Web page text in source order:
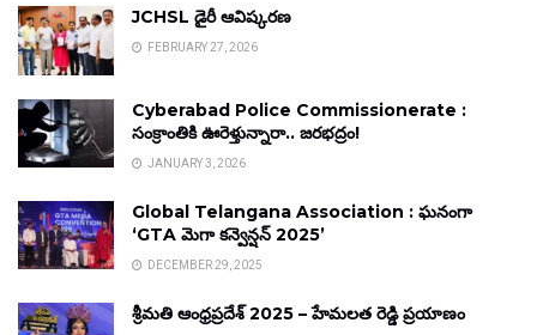
JCHSL డైరీ ఆవిష్కరణ
FEBRUARY 27, 2026
Cyberabad Police Commissionerate :
సంక్రాంతికి ఊరెళ్తున్నారా.. జరభద్రం!
JANUARY 3, 2026
Global Telangana Association : ఘనంగా
‘GTA మెగా కన్వెన్షన్ 2025’
DECEMBER 29, 2025
శ్రీమతి ఆంధ్రప్రదేశ్ 2025 – హేమలత రెడ్డి ప్రయాణం